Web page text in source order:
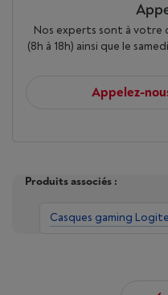
Nos experts sont à votre
(8h à 18h) ainsi que le
Appelez-
Produits associés :
Casques gaming